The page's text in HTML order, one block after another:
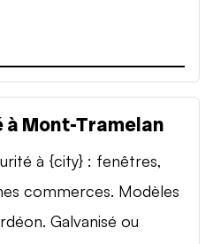
Mont-Tramelan
à {city} : fenêtres,
commerces. Modèles
Galvanisé ou